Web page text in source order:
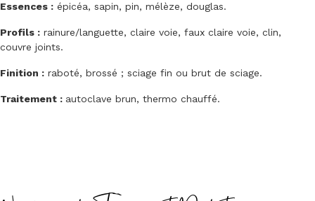
Essences : épicéa, sapin, pin, mélèze, douglas.
Profils : rainure/languette, claire voie, faux claire voie, clin,
couvre joints.
Finition : raboté, brossé ; sciage fin ou brut de sciage.
Traitement : autoclave brun, thermo chauffé.